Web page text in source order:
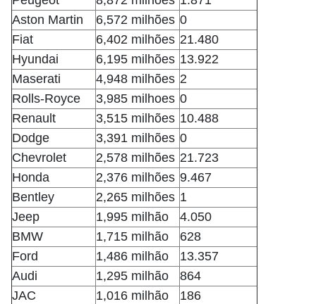
Aston Martin
6,572 milhões 0
Fiat
6,402 milhões 21.480
Hyundai
6,195 milhões 13.922
Maserati
4,948 milhões 2
Rolls-Royce
3,985 milhoes 0
Renault
3,515 milhões 10.488
Dodge
3,391 milhões 0
Chevrolet
2,578 milhões 21.723
Honda
2,376 milhões 9.467
Bentley
2,265 milhões 1
Jeep
1,995 milhão
4.050
BMW
1,715 milhão
628
Ford
1,486 milhão
13.357
Audi
1,295 milhão
864
JAC
1,016 milhão
186